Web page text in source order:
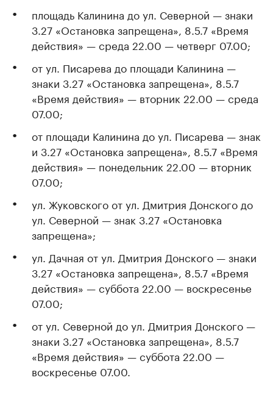
площадь Калинина до ул. Северной — знаки
3.27 «Остановка запрещена», 8.5.7 «Время
действия» — среда 22.00 — четверг 07.00;
от ул. Писарева до площади Калинина —
знаки 3.27 «Остановка запрещена», 8.5.7
«Время действия» — вторник 22.00 — среда
07.00;
от площади Калинина до ул. Писарева — знак
и 3.27 «Остановка запрещена», 8.5.7 «Время
действия» — понедельник 22.00 — вторник
07.00;
ул. Жуковского от ул. Дмитрия Донского до
ул. Северной — знак 3.27 «Остановка
запрещена»;
ул. Дачная от ул. Дмитрия Донского — знаки
3.27 «Остановка запрещена», 8.5.7 «Время
действия» — суббота 22.00 — воскресенье
07.00;
от ул. Северной до ул. Дмитрия Донского —
знаки 3.27 «Остановка запрещена», 8.5.7
«Время действия» — суббота 22.00 —
воскресенье 07.00.